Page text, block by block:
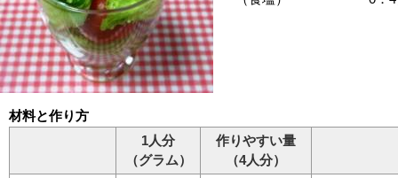
材料と作り方
1人分
（グラム）
作りやすい量
（4人分）